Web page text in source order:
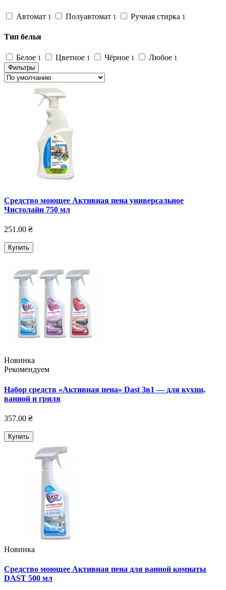
Автомат 1 Полуавтомат 1 Ручная стирка 1
Тип белья
Белое 1 Цветное 1 Чёрное 1 Любое 1
Фильтры
Средство моющее Активная пена универсальное
Чистолайн 750 мл
251.00 ₴
Купить
Новинка
Рекомендуем
Набор средств «Активная пена» Dast 3в1 — для кухни,
ванной и гриля
357.00 ₴
Купить
Новинка
Средство моющее Активная пена для ванной комнаты
DAST 500 мл